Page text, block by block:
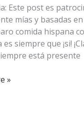
Este post es
mías y basadas
comida hispana
siempre que ¡si!
está presente
»